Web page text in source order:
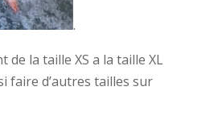
.
de la taille XS a la taille XL
faire d’autres tailles sur